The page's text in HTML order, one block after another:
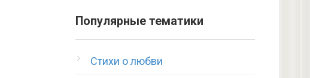
Популярные тематики
Стихи о любви